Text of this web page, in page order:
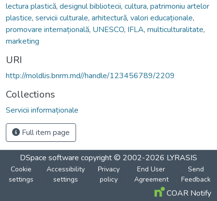
lectura plastică, designul bibliotecii, cultura, patrimoniu artelor
plastice, servicii culturale, arhitectură, valori educaționale,
promovare internațională, UNESCO, IFLA, multiculturalitate,
marketing
URI
http://moldlis.bnrm.md//handle/123456789/2209
Collections
Servicii informaționale
Full item page
DSpace software copyright © 2002-2026 LYRASIS
Cookie
settings
Accessibility
settings
Privacy
policy
End User
Agreement
Send
Feedback
COAR Notify